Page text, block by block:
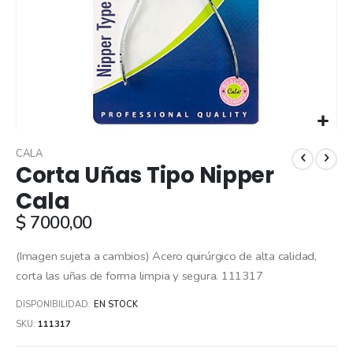
to
the
beginning
of
the
gallery
Corta Uñas Tipo Nipper
Cala
CALA
$ 7000,00
(Imagen sujeta a cambios) Acero quirúrgico de alta calidad,
corta las uñas de forma limpia y segura. 111317
DISPONIBILIDAD: EN STOCK
SKU 111317